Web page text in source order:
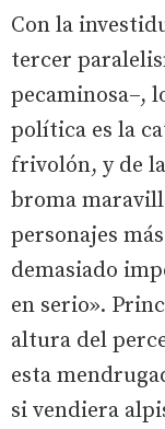
Con la
tercer
pecaminosa–,
política es la
frivolón, y de
broma
personajes
demasiado
en serio».
altura del
esta
si vendiera